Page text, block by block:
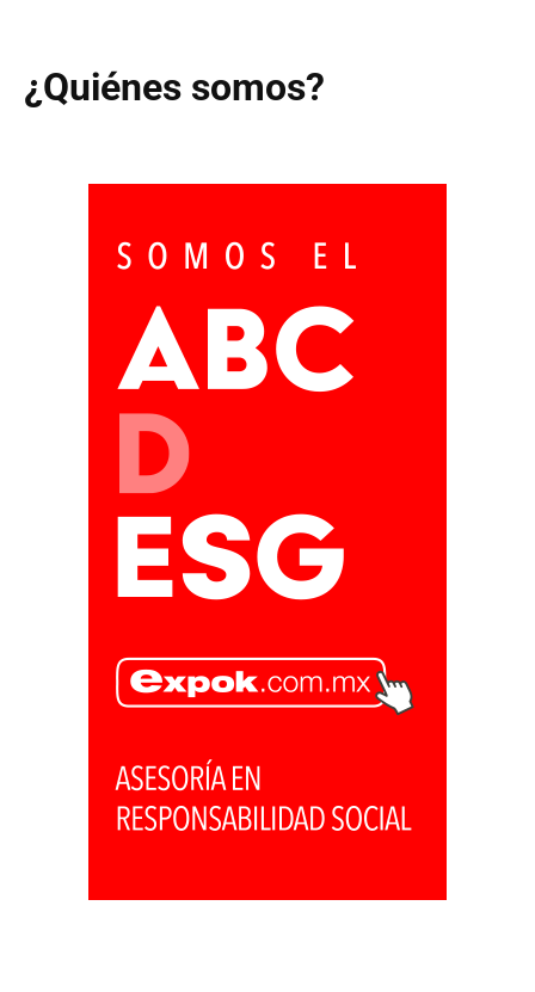
¿Quiénes somos?